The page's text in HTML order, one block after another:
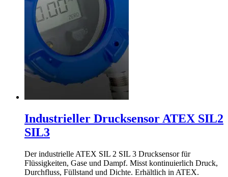
Industrieller Drucksensor ATEX SIL2
SIL3
Der industrielle ATEX SIL 2 SIL 3 Drucksensor für
Flüssigkeiten, Gase und Dampf. Misst kontinuierlich Druck,
Durchfluss, Füllstand und Dichte. Erhältlich in ATEX.